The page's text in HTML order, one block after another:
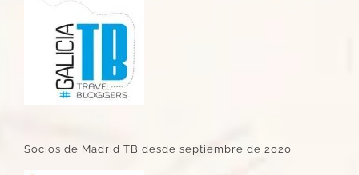
Socios de Madrid TB desde septiembre de 2020